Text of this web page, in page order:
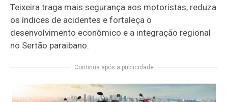
Teixeira traga mais segurança aos motoristas, reduza
os índices de acidentes e fortaleça o
desenvolvimento econômico e a integração regional
no Sertão paraibano.
Continua após a publicidade